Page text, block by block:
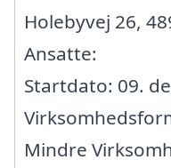
Holebyvej 26,
Ansatte:
Startdato: 09.
Mindre